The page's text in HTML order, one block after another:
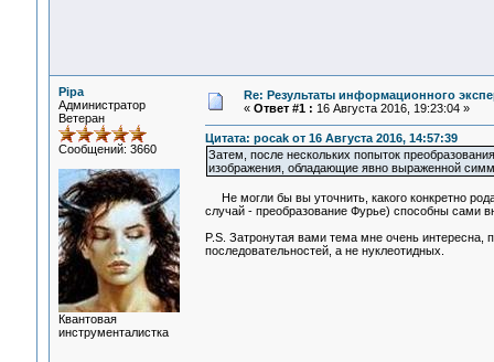
Pipa
Администратор
Ветеран
Сообщений: 3660
Квантовая
инструменталистка
Re: Результаты информационного
« Ответ #1 : 16 Августа 2016, 19:23:04 »
Цитата: pocak от 16 Августа 2016, 14:57:39
Затем, после нескольких попыток
изображения, обладающие явно выраженной
Не могли бы вы уточнить, какого конкретно
случай - преобразование Фурье) способны сами
P.S. Затронутая вами тема мне очень интересна,
последовательностей, а не нуклеотидных.